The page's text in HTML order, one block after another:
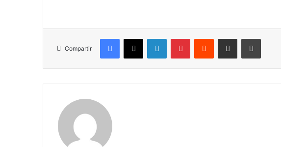
Compartir
Facebook
X LinkedInPinterestReddit Compartir por correo electrónicoImprimir